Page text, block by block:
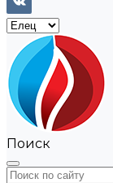
Поиск